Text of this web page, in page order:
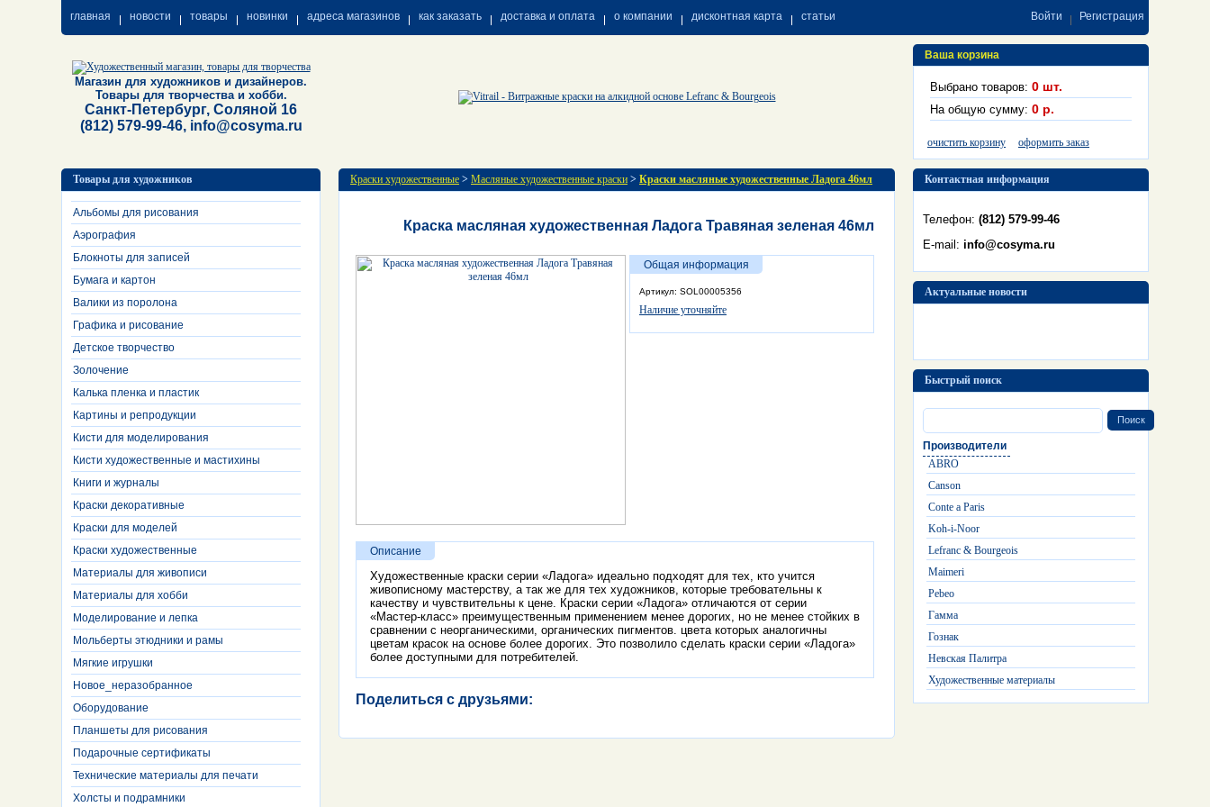
главная новости товары новинки адреса магазинов как заказать доставка и оплата о компании дисконтная карта статьи Войти Регистрация
Магазин для художников и дизайнеров.
Товары для творчества и хобби.
Санкт-Петербург, Соляной 16
(812) 579-99-46, info@cosyma.ru
Ваша корзина
Выбрано товаров: 0 шт.
На общую сумму: 0 р.
очистить корзину оформить заказ
Товары для художников
Альбомы для рисования
Аэрография
Блокноты для записей
Бумага и картон
Валики из поролона
Графика и рисование
Детское творчество
Золочение
Калька пленка и пластик
Картины и репродукции
Кисти для моделирования
Кисти художественные и мастихины
Книги и журналы
Краски декоративные
Краски для моделей
Краски художественные
Материалы для живописи
Материалы для хобби
Моделирование и лепка
Мольберты этюдники и рамы
Мягкие игрушки
Новое_неразобранное
Оборудование
Планшеты для рисования
Подарочные сертификаты
Технические материалы для печати
Холсты и подрамники
Краски художественные > Масляные художественные краски > Краски масляные художественные Ладога 46мл
Краска масляная художественная Ладога Травяная зеленая 46мл
Общая информация
Артикул: SOL00005356
Наличие уточняйте
Описание
Художественные краски серии «Ладога» идеально подходят для тех, кто учится
живописному мастерству, а так же для тех художников, которые требовательны к
качеству и чувствительны к цене. Краски серии «Ладога» отличаются от серии
«Мастер-класс» преимущественным применением менее дорогих, но не менее стойких в
сравнении с неорганическими, органических пигментов. цвета которых аналогичны
цветам красок на основе более дорогих. Это позволило сделать краски серии «Ладога»
более доступными для потребителей.
Поделиться с друзьями:
Контактная информация
Телефон: (812) 579-99-46
E-mail: info@cosyma.ru
Актуальные новости
Быстрый поиск
Производители
ABRO
Canson
Conte a Paris
Koh-i-Noor
Lefranc & Bourgeois
Maimeri
Pebeo
Гамма
Гознак
Невская Палитра
Художественные материалы